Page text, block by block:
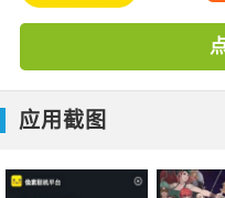
应用截图